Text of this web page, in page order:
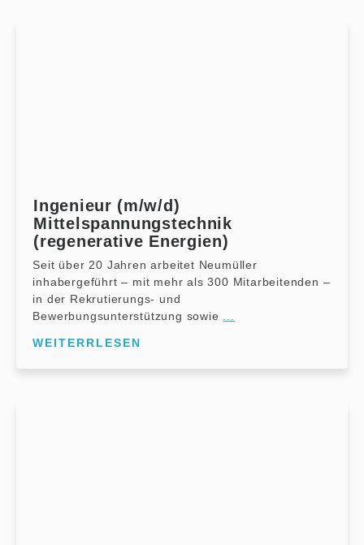
Ingenieur (m/w/d)
Mittelspannungstechnik
(regenerative Energien)
Seit über 20 Jahren arbeitet Neumüller
inhabergeführt – mit mehr als 300 Mitarbeitenden –
in der Rekrutierungs- und
Bewerbungsunterstützung sowie
WEITERRLESEN